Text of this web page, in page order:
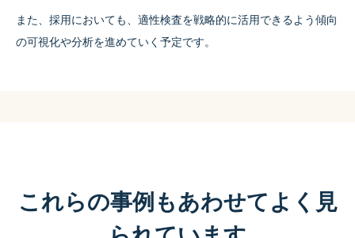
また、採用においても、適性検査を戦略的に活用できるよう傾向
の可視化や分析を進めていく予定です。
これらの事例もあわせてよく見